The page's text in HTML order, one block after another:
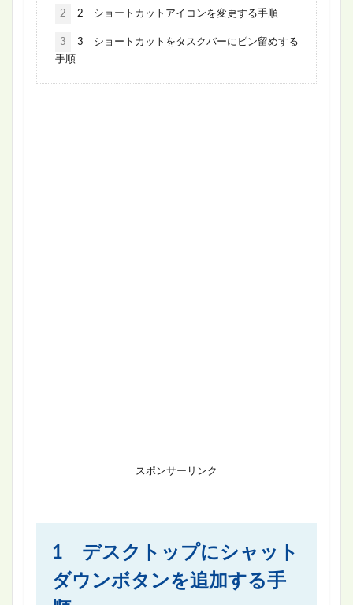
2 2 ショートカットアイコンを変更する手順
3
3 ショートカットをタスクバーにピン留めする
手順
スポンサーリンク
1 デスクトップにシャット
ダウンボタンを追加する手